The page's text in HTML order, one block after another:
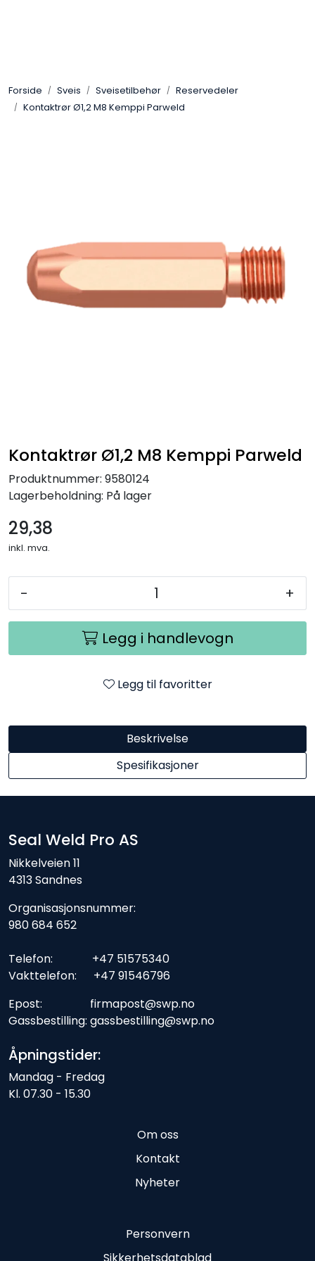
Forside Sveis Sveisetilbehør
Reservedeler
Kontaktrør Ø1,2 M8 Kemppi Parweld
Kontaktrør Ø1,2 M8 Kemppi Parweld
Produktnummer: 9580124
Lagerbeholdning: På lager
29,38
inkl. mva.
- +
Legg i handlevogn
Legg til favoritter
Beskrivelse
Spesifikasjoner
Seal Weld Pro AS
Nikkelveien 11
4313 Sandnes
Organisasjonsnummer:
980 684 652
Telefon: +47 51575340
Vakttelefon: +47 91546796
Epost: firmapost@swp.no
Gassbestilling: gassbestilling@swp.no
Åpningstider:
Mandag - Fredag
Kl. 07.30 - 15.30
Om oss
Kontakt
Nyheter
Personvern
Pakning
Verneutstyr
Industriprodukter